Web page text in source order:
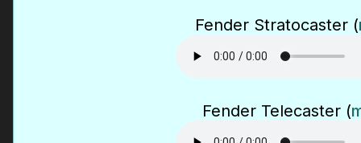
Fender Stratocaster (
Fender Telecaster (